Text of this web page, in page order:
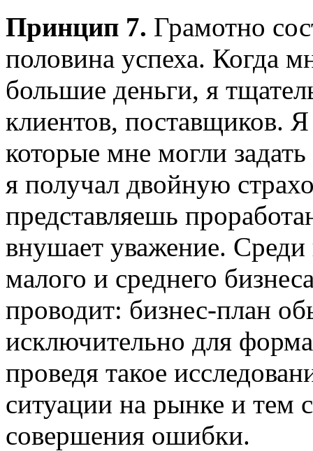
Принцип 7. Грамотно
половина успеха. Когда
большие деньги, я
клиентов, поставщиков.
которые мне могли
я получал двойную
представляешь
внушает уважение. Среди
малого и среднего
проводит: бизнес-план
исключительно для
проведя такое
ситуации на рынке и тем
совершения ошибки.